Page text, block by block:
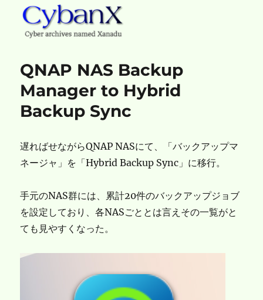
QNAP NAS Backup
Manager to Hybrid
Backup Sync
遅ればせながらQNAP NASにて、「バックアップマ
ネージャ」を「Hybrid Backup Sync」に移行。
手元のNAS群には、累計20件のバックアップジョブ
を設定しており、各NASごととは言えその一覧がと
ても見やすくなった。